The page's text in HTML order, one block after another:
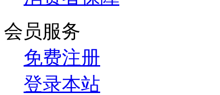
会员服务
免费注册
登录本站